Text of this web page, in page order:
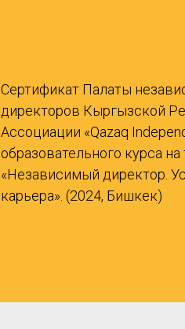
Сертификат Палаты
директоров Кыргызской
Ассоциации «Qazaq
образовательного курса на
«Независимый директор.
карьера». (2024, Бишкек)